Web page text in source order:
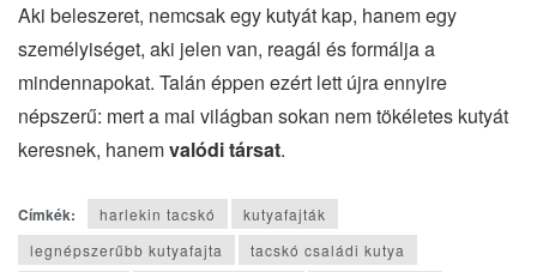
Aki beleszeret, nemcsak egy kutyát kap, hanem egy
személyiséget, aki jelen van, reagál és formálja a
mindennapokat. Talán éppen ezért lett újra ennyire
népszerű: mert a mai világban sokan nem tökéletes kutyát
keresnek, hanemvalódi társat.
Címkék: harlekin tacskó
kutyafajták
legnépszerűbb kutyafajta
tacskó családi kutya